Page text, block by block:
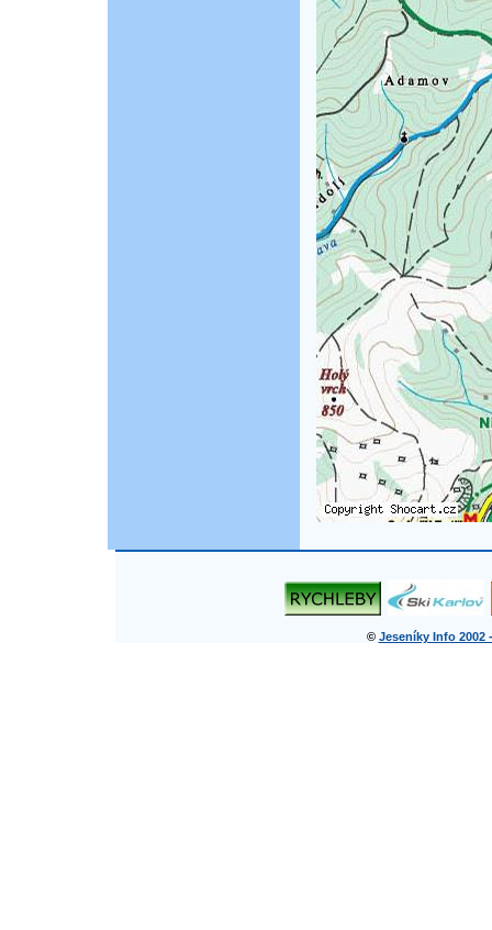
© Jeseníky Info 2002